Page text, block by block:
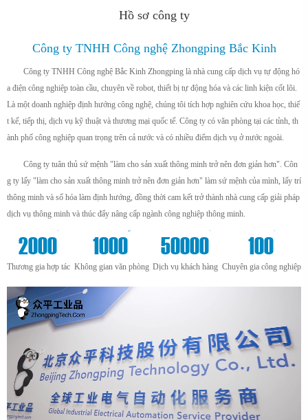
Hồ sơ công ty
Công ty TNHH Công nghệ Zhongping Bắc Kinh
Công ty TNHH Công nghệ Bắc Kinh Zhongping là nhà cung cấp dịch vụ tự động hó
a điện công nghiệp toàn cầu, chuyên về robot, thiết bị tự động hóa và các linh kiện cốt lõi.
Là một doanh nghiệp định hướng công nghệ, chúng tôi tích hợp nghiên cứu khoa học, thiế
t kế, tiếp thị, dịch vụ kỹ thuật và thương mại quốc tế. Công ty có văn phòng tại các tỉnh, th
ành phố công nghiệp quan trọng trên cả nước và có nhiều điểm dịch vụ ở nước ngoài.
Công ty tuân thủ sứ mệnh "làm cho sản xuất thông minh trở nên đơn giản hơn". Côn
g ty lấy "làm cho sản xuất thông minh trở nên đơn giản hơn" làm sứ mệnh của mình, lấy trí
thông minh và số hóa làm định hướng, đồng thời cam kết trở thành nhà cung cấp giải pháp
dịch vụ thông minh và thúc đẩy nâng cấp ngành công nghiệp thông minh.
2000
+
Thương gia hợp tác
1000
m²
Không gian văn phòng
50000
+
Dịch vụ khách hàng
100
+
Chuyên gia công nghiệp